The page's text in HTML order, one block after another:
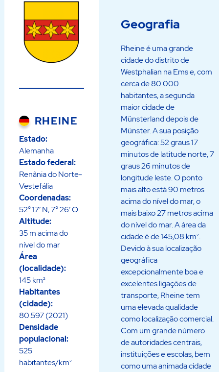
RHEINE
Estado:
Alemanha
Estado federal:
Renânia do Norte-
Vestefália
Coordenadas:
52° 17′ N, 7° 26′ O
Altitude:
35 m acima do
nível do mar
Área
(localidade):
145 km²
Habitantes
(cidade):
80.597 (2021)
Densidade
populacional:
525
habitantes/km²
Geografia
Rheine é uma grande
cidade do distrito de
Westphalian na Ems e, com
cerca de 80.000
habitantes, a segunda
maior cidade de
Münsterland depois de
Münster. A sua posição
geográfica: 52 graus 17
minutos de latitude norte, 7
graus 26 minutos de
longitude leste. O ponto
mais alto está 90 metros
acima do nível do mar, o
mais baixo 27 metros acima
do nível do mar. A área da
cidade é de 145,08 km².
Devido à sua localização
geográfica
excepcionalmente boa e
excelentes ligações de
transporte, Rheine tem
uma elevada qualidade
como localização comercial.
Com um grande número
de autoridades centrais,
instituições e escolas, bem
como uma animada cidade